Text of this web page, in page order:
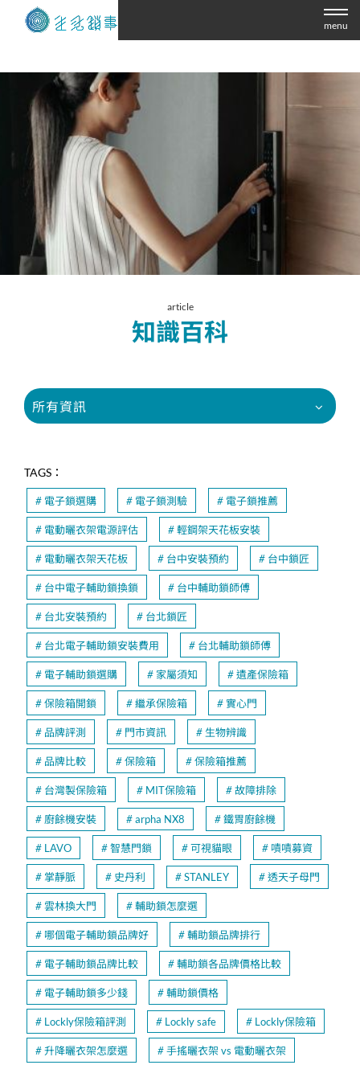
menu
article
知識百科
所有資訊
TAGS：
電子鎖選購 電子鎖測驗 電子鎖推薦
電動曬衣架電源評估 輕鋼架天花板安裝
電動曬衣架天花板 台中安裝預約 台中鎖匠
台中電子輔助鎖換鎖 台中輔助鎖師傅
台北安裝預約 台北鎖匠
台北電子輔助鎖安裝費用 台北輔助鎖師傅
電子輔助鎖選購 家屬須知 遺產保險箱
保險箱開鎖 繼承保險箱 實心門
品牌評測 門市資訊 生物辨識
品牌比較 保險箱 保險箱推薦
台灣製保險箱 MIT保險箱 故障排除
廚餘機安裝 arpha NX8 鐵胃廚餘機
LAVO 智慧門鎖 可視貓眼 嘖嘖募資
掌靜脈 史丹利 STANLEY 透天子母門
雲林換大門 輔助鎖怎麼選
哪個電子輔助鎖品牌好 輔助鎖品牌排行
電子輔助鎖品牌比較 輔助鎖各品牌價格比較
電子輔助鎖多少錢 輔助鎖價格
Lockly保險箱評測 Lockly safe Lockly保險箱
升降曬衣架怎麼選 手搖曬衣架 vs 電動曬衣架